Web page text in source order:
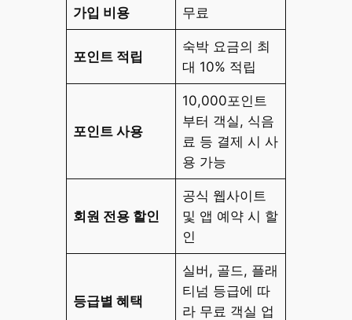
가입 비용 무료
포인트 적립
숙박 요금의 최
대 10% 적립
포인트 사용
10,000포인트
부터 객실, 식음
료 등 결제 시 사
용 가능
회원 전용 할인
공식 웹사이트
및 앱 예약 시 할
인
등급별 혜택
실버, 골드, 플래
티넘 등급에 따
라 무료 객실 업